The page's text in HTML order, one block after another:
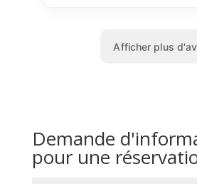
Demande
pour une